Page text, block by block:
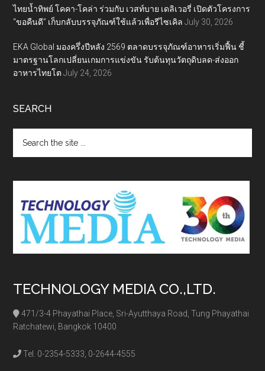
ไทยน้ำทิพย์ โคคา-โคล่า ร่วมกับ เวสท์บาย เดลิเวอรี่ เปิดตัวโครงการ
“ขอคืนดี” เก็บกลับบรรจุภัณฑ์ใช้แล้วเพื่อรีไซเคิล July 30, 2026
EKA Global มองครึ่งปีหลัง 2569 ตลาดบรรจุภัณฑ์อาหารเริ่มฟื้น ชี้
มาตรฐานโลกเปลี่ยนเกมการแข่งขัน รับต้นทุนวัตถุดิบลด-ส่งออก
อาหารไทยโต July 24, 2026
SEARCH
the
TECHNOLOGY MEDIA CO.,LTD.
471/3-4 Phayathai Place, Sri-Ayutthaya Road, Tung Phayathai
Ratchatewi, Bangkok 10400
Tel. 0-2354-5333, 0-2644-4555